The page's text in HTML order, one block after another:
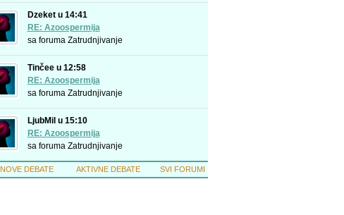
Dzeket u 14:41
RE: Azoospermija
sa foruma Zatrudnjivanje
Tinčee u 12:58
RE: Azoospermija
sa foruma Zatrudnjivanje
LjubMil u 15:10
RE: Azoospermija
sa foruma Zatrudnjivanje
NOVE DEBATE AKTIVNE DEBATE SVI FORUMI